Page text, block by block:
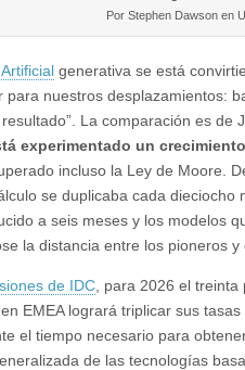
Por Stephen Dawson en
generativa se está
para nuestros desplazamientos:
La comparación es de
experimentado un
incluso la Ley de Moore.
se duplicaba cada dieciocho
a seis meses y los modelos
la distancia entre los pioneros y
de IDC , para 2026 el
EMEA logrará triplicar sus
el tiempo necesario para
de las tecnologías